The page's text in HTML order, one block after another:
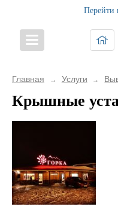
Перейти
Главная → Услуги →
Крышные